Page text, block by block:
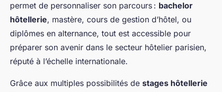
permet de personnaliser son parcours : bachelor
hôtellerie, mastère, cours de gestion d’hôtel, ou
diplômes en alternance, tout est accessible pour
préparer son avenir dans le secteur hôtelier parisien,
réputé à l’échelle internationale.
Grâce aux multiples possibilités de stages hôtellerie